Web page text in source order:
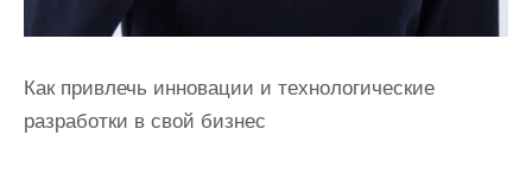
Как привлечь инновации и технологические
разработки в свой бизнес